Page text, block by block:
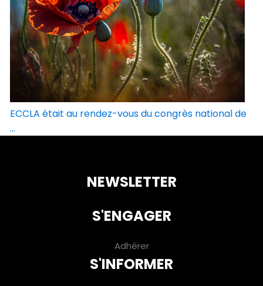
ECCLA était au rendez-vous du congrès national de
...
NEWSLETTER
S'ENGAGER
Adhérer
S'INFORMER